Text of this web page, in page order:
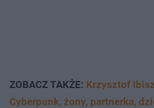
ZOBACZ TAKŻE: Krzysztof
Cyberpunk, żony, partnerka,